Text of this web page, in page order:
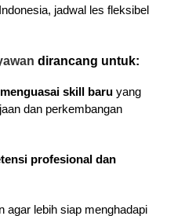
jadwal les fleksibel
dirancang untuk:
menguasai skill baruyang
dan perkembangan
profesional dan
agar lebih siap menghadapi